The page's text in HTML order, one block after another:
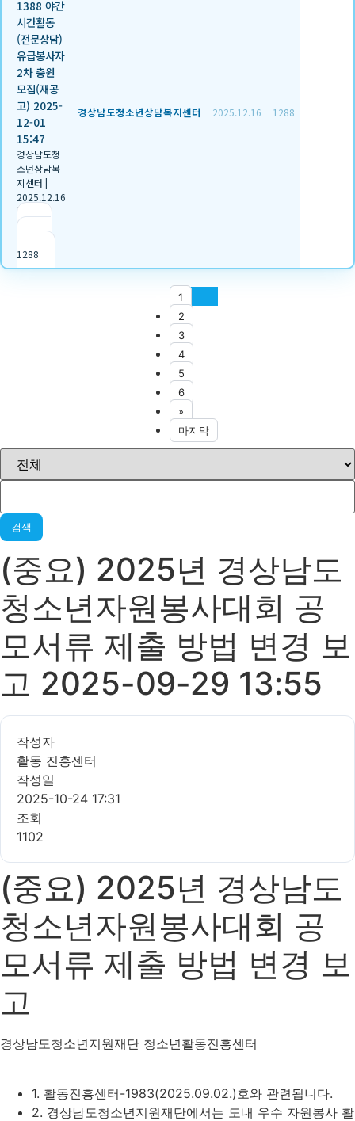
1388 야간
시간활동
(전문상담)
유급봉사자
2차 충원
모집(재공
고) 2025-
12-01
15:47
경상남도청
소년상담복
지센터 |
2025.12.16
|
1288
경상남도청소년상담복지센터 2025.12.16 1288
1
2
3
4
5
6
»
마지막
검색
(중요) 2025년 경상남도
청소년자원봉사대회 공
모서류 제출 방법 변경 보
고 2025-09-29 13:55
작성자
활동 진흥센터
작성일
2025-10-24 17:31
조회
1102
(중요) 2025년 경상남도
청소년자원봉사대회 공
모서류 제출 방법 변경 보
고
경상남도청소년지원재단 청소년활동진흥센터
1. 활동진흥센터-1983(2025.09.02.)호와 관련됩니다.
2. 경상남도청소년지원재단에서는 도내 우수 자원봉사 활